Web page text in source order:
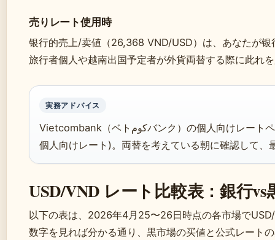
売りレート使用時
银行的売上/卖値（26,368 VND/USD）は、あなたが
旅行者個人や越南出国予定者が外貨両替する際に此れ
実務アドバイス
Vietcombank（ベトكومバンク）の個人向けレートページでリアルタイム更新を確認 가능하다 (Vietcombank
個人向けレート)。両替を考えている朝に確認して、
USD/VND レート比較表：銀行vs
以下の表は、2026年4月25〜26日時点の各市場で
数字を見れば分かる通り、黒市場の买値と公式レート